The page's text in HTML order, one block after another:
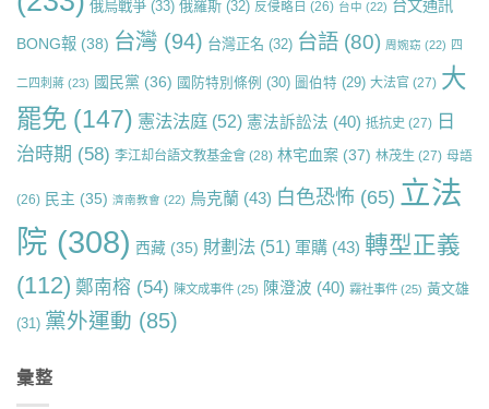
俄烏戰爭 (33) 俄羅斯 (32) 反侵略日 (26) 台中 (22) 台文通訊
BONG報 (38) 台灣 (94) 台灣正名 (32) 台語 (80) 周婉窈 (22) 四
二四刺蔣 (23) 國民黨 (36) 國防特別條例 (30) 圖伯特 (29) 大法官 (27) 大
罷免 (147) 憲法法庭 (52) 憲法訴訟法 (40) 抵抗史 (27) 日
治時期 (58) 李江却台語文教基金會 (28) 林宅血案 (37) 林茂生 (27) 母語
(26) 民主 (35) 濟南教會 (22) 烏克蘭 (43) 白色恐怖 (65) 立法
院 (308) 西藏 (35) 財劃法 (51) 軍購 (43) 轉型正義
(112) 鄭南榕 (54) 陳文成事件 (25) 陳澄波 (40) 霧社事件 (25) 黃文雄
(31) 黨外運動 (85)
彙整